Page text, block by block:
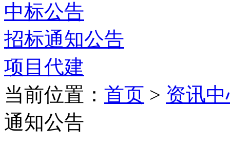
中标公告
招标通知公告
项目代建
当前位置： 首页 > 资讯
通知公告